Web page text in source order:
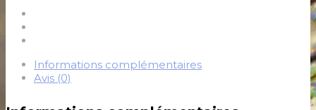
Informations complémentaires
Avis (0)